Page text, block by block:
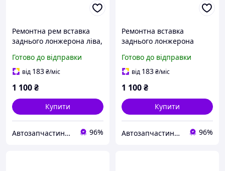
Ремонтна рем вставка
заднього лонжерона ліва,
2109, 21099, 2113, 2114,
2115 Україна
Готово до відправки
від 183₴/міс
1 100₴
Купити
Автозапчастини adamcompani 96%
Ремонтна вставка
заднього лонжерона
21099, 2113, 2114, 2115,
(лонжерон задній)
Готово до відправки
від 183₴/міс
1 100₴
Купити
Автозапчастини adamcompani 96%